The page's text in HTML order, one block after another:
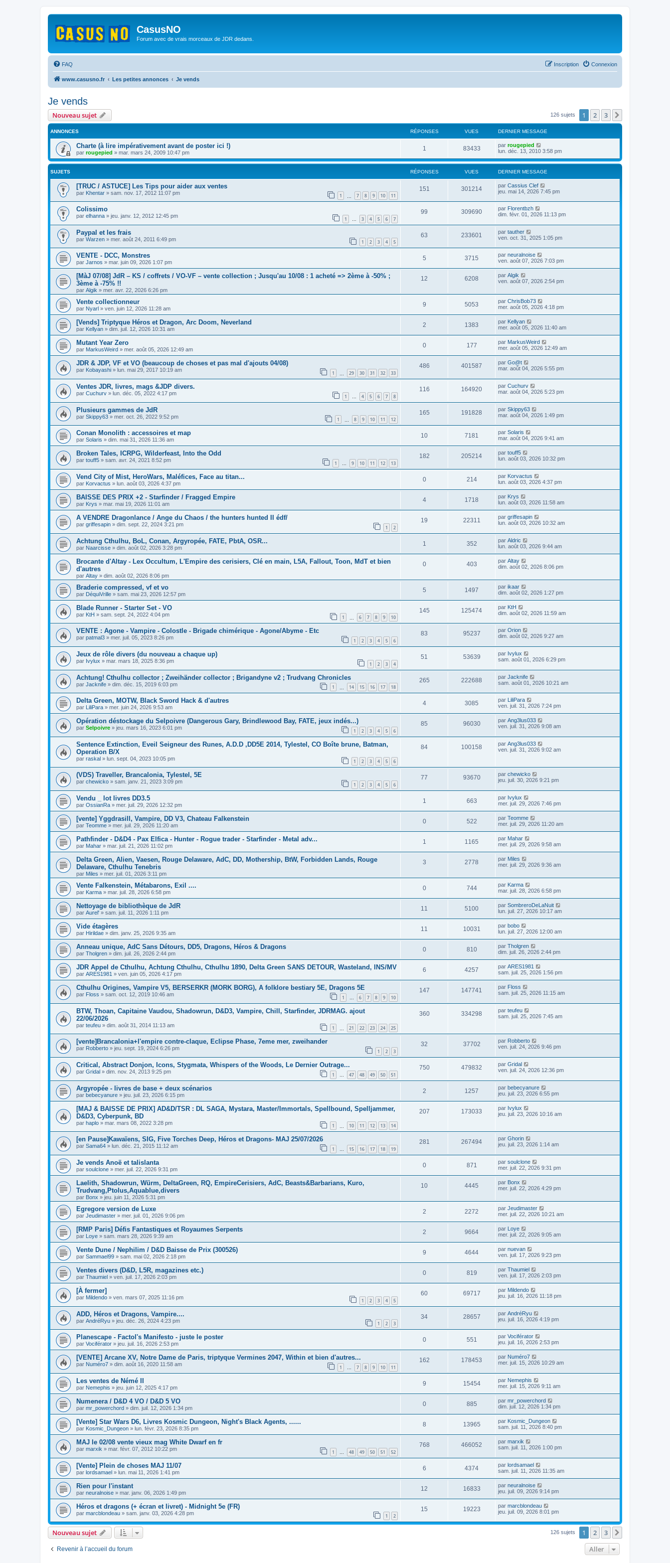
CasusNO
Forum avec de vrais morceaux de JDR dedans.
FAQ Connexion
Inscription
www.casusno.fr Les petites annonces Je vends
Je vends
Nouveau sujet 126 sujets 1 2 3
ANNONCES RÉPONSES VUES DERNIER MESSAGE
Charte (à lire impérativement avant de poster ici !)
par rougepied » mar. mars 24, 2009 10:47 pm
1 83433 par rougepied
lun. déc. 13, 2010 3:58 pm
SUJETS RÉPONSES VUES DERNIER MESSAGE
[TRUC / ASTUCE] Les Tips pour aider aux ventes
par Khentar » sam. nov. 17, 2012 11:07 pm 1 7 8 9 10 11
151 301214 par Cassius Clef
jeu. mai 14, 2026 7:45 pm
Colissimo
par elhanna » jeu. janv. 12, 2012 12:45 pm 1 … 3 4 5 6 7
99 309690 par Florentbzh
dim. févr. 01, 2026 11:13 pm
Paypal et les frais
par Warzen » mer. août 24, 2011 6:49 pm 1 2 3 4 5
63 233601 par tauther
ven. oct. 31, 2025 1:05 pm
VENTE - DCC, Monstres
par Jarnos » mar. juin 09, 2026 1:07 pm
5 3715 par neuralnoise
ven. août 07, 2026 7:03 pm
[MàJ 07/08] JdR – KS / coffrets / VO-VF – vente collection ; Jusqu'au 10/08 : 1 acheté => 2ème à -50% ;
3ème à -75% !!
par Algik » mer. avr. 22, 2026 6:26 pm
12 6208 par Algik
ven. août 07, 2026 2:54 pm
Vente collectionneur
par Nyarl » ven. juin 12, 2026 11:28 am
9 5053 par ChrisBob73
mer. août 05, 2026 4:18 pm
[Vends] Triptyque Héros et Dragon, Arc Doom, Neverland
par Kellyan » dim. juil. 12, 2026 10:31 am
2 1383 par Kellyan
mer. août 05, 2026 11:40 am
Mutant Year Zero
par MarkusWeird » mer. août 05, 2026 12:49 am
0 177 par MarkusWeird
mer. août 05, 2026 12:49 am
JDR & JDP, VF et VO (beaucoup de choses et pas mal d'ajouts 04/08)
par Kobayashi » lun. mai 29, 2017 10:19 am 1 29 30 31 32 33
486 401587 par Go@t
mar. août 04, 2026 5:55 pm
Ventes JDR, livres, mags &JDP divers.
par Cuchurv » lun. déc. 05, 2022 4:17 pm 1 … 4 5 6 7 8
116 164920 par Cuchurv
mar. août 04, 2026 5:23 pm
Plusieurs gammes de JdR
par Skippy63 » mer. oct. 26, 2022 9:52 pm 1 8 9 10 11 12
165 191828 par Skippy63
mar. août 04, 2026 1:49 pm
Conan Monolith : accessoires et map
par Solaris » dim. mai 31, 2026 11:36 am
10 7181 par Solaris
mar. août 04, 2026 9:41 am
Broken Tales, ICRPG, Wilderfeast, Into the Odd
par touff5 » sam. avr. 24, 2021 8:52 pm 1 … 9 10 11 12 13
182 205214 par touff5
lun. août 03, 2026 10:32 pm
Vend City of Mist, HeroWars, Maléfices, Face au titan...
par Korvactus » lun. août 03, 2026 4:37 pm
0 214 par Korvactus
lun. août 03, 2026 4:37 pm
BAISSE DES PRIX +2 - Starfinder / Fragged Empire
par Krys » mar. mai 19, 2026 11:01 am
4 1718 par Krys
lun. août 03, 2026 11:58 am
A VENDRE Dragonlance / Ange du Chaos / the hunters hunted II édf/
par griffesapin » dim. sept. 22, 2024 3:21 pm 1 2
19 22311 par griffesapin
lun. août 03, 2026 10:32 am
Achtung Cthulhu, BoL, Conan, Argyropée, FATE, PbtA, OSR...
par Naarcisse » dim. août 02, 2026 3:28 pm
1 352 par Aldric
lun. août 03, 2026 9:44 am
Brocante d'Altay - Lex Occultum, L'Empire des cerisiers, Clé en main, L5A, Fallout, Toon, MdT et bien
d'autres
par Altay » dim. août 02, 2026 8:06 pm
0 403 par Altay
dim. août 02, 2026 8:06 pm
Braderie compressed, vf et vo
par DéquiVrille » sam. mai 23, 2026 12:57 pm
5 1497 par ikaar
dim. août 02, 2026 1:27 pm
Blade Runner - Starter Set - VO
par KtH » sam. sept. 24, 2022 4:04 pm 1 6 7 8 9 10
145 125474 par KtH
dim. août 02, 2026 11:59 am
VENTE : Agone - Vampire - Colostle - Brigade chimérique - Agone/Abyme - Etc
par patmal3 » mer. juil. 05, 2023 8:26 pm 1 2 3 4 5 6
83 95237 par Orion
dim. août 02, 2026 9:27 am
Jeux de rôle divers (du nouveau a chaque up)
par Ivylux » mar. mars 18, 2025 8:36 pm 1 2 3 4
51 53639 par Ivylux
sam. août 01, 2026 6:29 pm
Achtung! Cthulhu collector ; Zweihänder collector ; Brigandyne v2 ; Trudvang Chronicles
par Jacknife » dim. déc. 15, 2019 6:03 pm 1 14 15 16 17 18
265 222688 par Jacknife
sam. août 01, 2026 10:21 am
Delta Green, MOTW, Black Sword Hack & d'autres
par LiliPara » mer. juin 24, 2026 9:53 am
4 3085 par LiliPara
ven. juil. 31, 2026 7:24 pm
Opération déstockage du Selpoivre (Dangerous Gary, Brindlewood Bay, FATE, jeux indés...)
par Selpoivre » jeu. mars 16, 2023 6:01 pm 1 2 3 4 5 6
85 96030 par Ang3lus033
ven. juil. 31, 2026 9:08 am
Sentence Extinction, Eveil Seigneur des Runes, A.D.D ,DD5E 2014, Tylestel, CO Boîte brune, Batman,
Operation B/X
par raskal » lun. sept. 04, 2023 10:05 pm 1 2 3 4 5 6
84 100158 par Ang3lus033
ven. juil. 31, 2026 9:02 am
(VDS) Traveller, Brancalonia, Tylestel, 5E
par chewicko » sam. janv. 21, 2023 3:09 pm 1 2 3 4 5 6
77 93670 par chewicko
jeu. juil. 30, 2026 9:21 pm
Vendu _ lot livres DD3.5
par OssianRa » mer. juil. 29, 2026 12:32 pm
1 663 par Ivylux
mer. juil. 29, 2026 7:46 pm
[vente] Yggdrasill, Vampire, DD V3, Chateau Falkenstein
par Teomme » mer. juil. 29, 2026 11:20 am
0 522 par Teomme
mer. juil. 29, 2026 11:20 am
Pathfinder - D&D4 - Pax Elfica - Hunter - Rogue trader - Starfinder - Metal adv...
par Mahar » mar. juil. 21, 2026 11:02 pm
1 1165 par Mahar
mer. juil. 29, 2026 9:58 am
Delta Green, Alien, Vaesen, Rouge Delaware, AdC, DD, Mothership, BtW, Forbidden Lands, Rouge
Delaware, Cthulhu Tenebris
par Miles » mer. juil. 01, 2026 3:11 pm
3 2778 par Miles
mer. juil. 29, 2026 9:36 am
Vente Falkenstein, Métabarons, Exil ....
par Karma » mar. juil. 28, 2026 6:58 pm
0 744 par Karma
mar. juil. 28, 2026 6:58 pm
Nettoyage de bibliothèque de JdR
par Aurel' » sam. juil. 11, 2026 1:11 pm
11 5100 par SombreroDeLaNuit
lun. juil. 27, 2026 10:17 am
Vide étagères
par Hirildae » dim. janv. 25, 2026 9:35 am
11 10031 par bobo
lun. juil. 27, 2026 12:00 am
Anneau unique, AdC Sans Détours, DD5, Dragons, Héros & Dragons
par Tholgren » dim. juil. 26, 2026 2:44 pm
0 810 par Tholgren
dim. juil. 26, 2026 2:44 pm
JDR Appel de Cthulhu, Achtung Cthulhu, Cthulhu 1890, Delta Green SANS DETOUR, Wasteland, INS/MV
par ARES1981 » ven. juin 05, 2026 4:17 pm
6 4257 par ARES1981
sam. juil. 25, 2026 1:56 pm
Cthulhu Origines, Vampire V5, BERSERKR (MORK BORG), A folklore bestiary 5E, Dragons 5E
par Floss » sam. oct. 12, 2019 10:46 am 1 … 6 7 8 9 10
147 147741 par Floss
sam. juil. 25, 2026 11:15 am
BTW, Thoan, Capitaine Vaudou, Shadowrun, D&D3, Vampire, Chill, Starfinder, JDRMAG. ajout
22/06/2026
par teufeu » dim. août 31, 2014 11:13 am 1 21 22 23 24 25
360 334298 par teufeu
sam. juil. 25, 2026 7:45 am
[vente]Brancalonia+l'empire contre-claque, Eclipse Phase, 7eme mer, zweihander
par Robberto » jeu. sept. 19, 2024 6:26 pm 1 2 3
32 37702 par Robberto
ven. juil. 24, 2026 9:46 pm
Critical, Abstract Donjon, Icons, Stygmata, Whispers of the Woods, Le Dernier Outrage...
par Gridal » dim. nov. 24, 2013 9:25 pm 1 … 47 48 49 50 51
750 479832 par Gridal
ven. juil. 24, 2026 12:36 pm
Argyropée - livres de base + deux scénarios
par bebecyanure » jeu. juil. 23, 2026 6:15 pm
2 1257 par bebecyanure
jeu. juil. 23, 2026 6:55 pm
[MAJ & BAISSE DE PRIX] AD&D/TSR : DL SAGA, Mystara, Master/Immortals, Spellbound, Spelljammer,
D&D3, Cyberpunk, BD
par haplo » mar. mars 08, 2022 3:28 pm 1 10 11 12 13 14
207 173033 par Ivylux
jeu. juil. 23, 2026 10:16 am
[en Pause]Kawaïens, SIG, Five Torches Deep, Héros et Dragons- MAJ 25/07/2026
par Sama64 » lun. déc. 21, 2015 11:12 am 1 … 15 16 17 18 19
281 267494 par Ghorin
jeu. juil. 23, 2026 1:14 am
Je vends Anoë et talislanta
par soulclone » mer. juil. 22, 2026 9:31 pm
0 871 par soulclone
mer. juil. 22, 2026 9:31 pm
Laelith, Shadowrun, Würm, DeltaGreen, RQ, EmpireCerisiers, AdC, Beasts&Barbarians, Kuro,
Trudvang,Ptolus,Aquablue,divers
par Bonx » jeu. juin 11, 2026 5:31 pm
10 4445 par Bonx
mer. juil. 22, 2026 4:29 pm
Egregore version de Luxe
par Jeudimaster » mer. juil. 01, 2026 9:06 pm
2 2272 par Jeudimaster
mer. juil. 22, 2026 10:21 am
[RMP Paris] Défis Fantastiques et Royaumes Serpents
par Loye » sam. mars 28, 2026 9:39 am
2 9664 par Loye
mer. juil. 22, 2026 9:05 am
Vente Dune / Nephilim / D&D Baisse de Prix (300526)
par Sammael99 » sam. mai 02, 2026 2:18 pm
9 4644 par nuevan
ven. juil. 17, 2026 9:23 pm
Ventes divers (D&D, L5R, magazines etc.)
par Thaumiel » ven. juil. 17, 2026 2:03 pm
0 819 par Thaumiel
ven. juil. 17, 2026 2:03 pm
[À fermer]
par Mildendo » ven. mars 07, 2025 11:16 pm 1 2 3 4 5
60 69717 par Mildendo
jeu. juil. 16, 2026 11:18 pm
ADD, Héros et Dragons, Vampire....
par AndréRyu » jeu. déc. 26, 2024 4:23 pm 1 2 3
34 28657 par AndréRyu
jeu. juil. 16, 2026 4:19 pm
Planescape - Factol's Manifesto - juste le poster
par Vociférator » jeu. juil. 16, 2026 2:53 pm
0 551 par Vociférator
jeu. juil. 16, 2026 2:53 pm
[VENTE] Arcane XV, Notre Dame de Paris, triptyque Vermines 2047, Within et bien d'autres...
par Numéro7 » dim. août 16, 2020 11:58 am 1 … 7 8 9 10 11
162 178453 par Numéro7
mer. juil. 15, 2026 10:29 am
Les ventes de Némé II
par Nemephis » jeu. juin 12, 2025 4:17 pm
9 15454 par Nemephis
mer. juil. 15, 2026 9:11 am
Numenera / D&D 4 VO / D&D 5 VO
par mr_powerchord » dim. juil. 12, 2026 1:34 pm
0 885 par mr_powerchord
dim. juil. 12, 2026 1:34 pm
[Vente] Star Wars D6, Livres Kosmic Dungeon, Night's Black Agents, ......
par Kosmic_Dungeon » lun. févr. 23, 2026 8:35 pm
8 13965 par Kosmic_Dungeon
sam. juil. 11, 2026 8:40 pm
MAJ le 02/08 vente vieux mag White Dwarf en fr
par marxik » mar. févr. 07, 2012 10:22 pm 1 48 49 50 51 52
768 466052 par marxik
sam. juil. 11, 2026 1:00 pm
[Vente] Plein de choses MAJ 11/07
par lordsamael » lun. mai 11, 2026 1:41 pm
6 4374 par lordsamael
sam. juil. 11, 2026 11:35 am
Rien pour l'instant
par neuralnoise » mar. janv. 06, 2026 1:49 pm
12 16833 par neuralnoise
jeu. juil. 09, 2026 9:14 pm
Héros et dragons (+ écran et livret) - Midnight 5e (FR)
par marcblondeau » sam. janv. 03, 2026 4:28 pm 1 2
15 19223 par marcblondeau
jeu. juil. 09, 2026 8:01 pm
Nouveau sujet 126 sujets 1 2 3
Revenir à l’accueil du forum Aller